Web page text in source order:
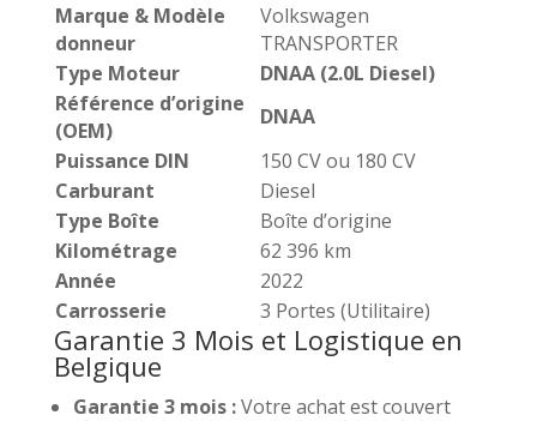
Marque & Modèle
donneur
Volkswagen
TRANSPORTER
Type Moteur
DNAA (2.0L Diesel)
Référence d’origine
(OEM)
DNAA
Puissance DIN
150 CV ou 180 CV
Carburant
Diesel
Type Boîte
Boîte d’origine
Kilométrage
62 396 km
Année
2022
Carrosserie
3 Portes (Utilitaire)
Garantie 3 Mois et Logistique en
Belgique
Garantie 3 mois :Votre achat est couvert